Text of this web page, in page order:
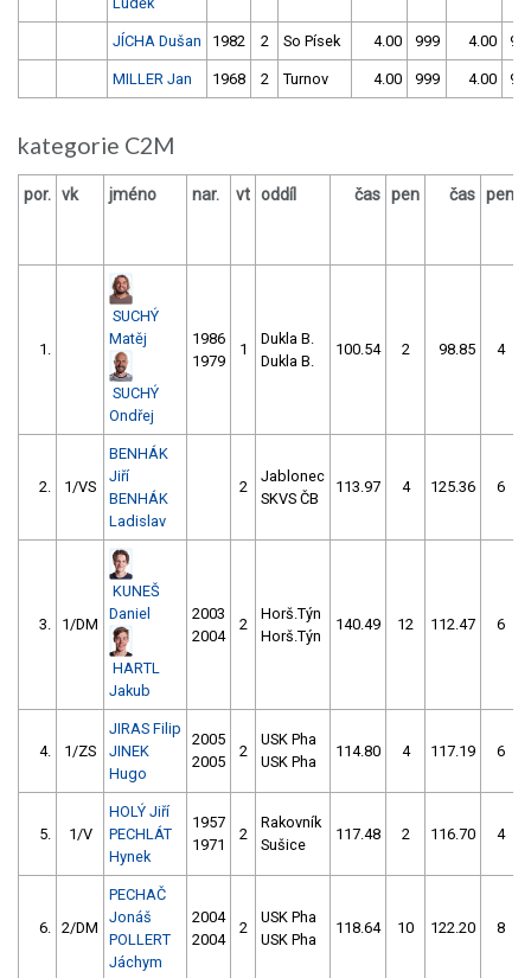
JÍCHA Dušan 1982 2 So Písek 4.00 999 4.00
MILLER Jan 1968 2 Turnov 4.00 999 4.00
kategorie C2M
por. vk jméno nar. vt oddíl čas pen čas pen
1.
SUCHÝ
Matěj
SUCHÝ
Ondřej
1986
1979
1
Dukla B.
Dukla B.
100.54 2 98.85 4
2. 1/VS
BENHÁK
Jiří
BENHÁK
Ladislav
2
Jablonec
SKVS ČB
113.97 4 125.36 6
3. 1/DM
KUNEŠ
Daniel
HARTL
Jakub
2003
2004
2
Horš.Týn
Horš.Týn
140.49 12 112.47 6
4. 1/ZS
JIRAS Filip
JINEK
Hugo
2005
2005
2
USK Pha
USK Pha
114.80 4 117.19 6
5. 1/V
HOLÝ Jiří
PECHLÁT
Hynek
1957
1971
2
Rakovník
Sušice
117.48 2 116.70 4
6. 2/DM
PECHAČ
Jonáš
POLLERT
Jáchym
2004
2004
2
USK Pha
USK Pha
118.64 10 122.20 8